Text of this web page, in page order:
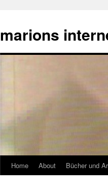
marions
Home About Bücher und